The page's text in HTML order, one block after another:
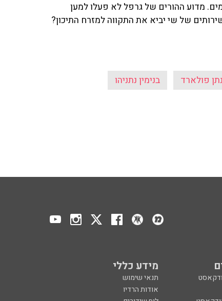
מדוע ההורים של גרפל לא פעלו למען
של שי יביא את התקווה למזרח התיכון?
פולארד בנימין נתניהו
מידע כללי
תנאי שימוש
אודות הרדיו